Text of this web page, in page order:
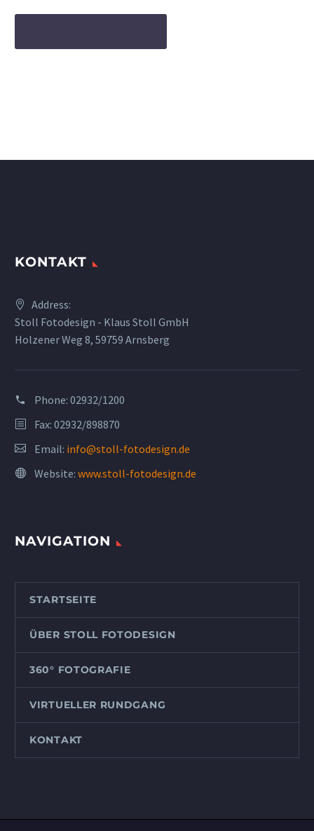
KONTAKT
Address:
Stoll Fotodesign - Klaus Stoll GmbH
Holzener Weg 8, 59759 Arnsberg
Phone: 02932/1200
Fax: 02932/898870
Email: info@stoll-fotodesign.de
Website: www.stoll-fotodesign.de
NAVIGATION
STARTSEITE
ÜBER STOLL FOTODESIGN
360° FOTOGRAFIE
VIRTUELLER RUNDGANG
KONTAKT